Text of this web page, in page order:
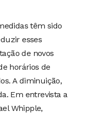
têm sido
esses
de novos
horários de
A diminuição,
Em entrevista a
Whipple,